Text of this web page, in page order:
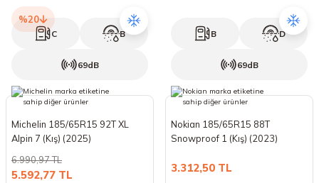
%20
C B
69dB
Michelin 185/65R15 92T XL
Alpin 7 (Kış) (2025)
5.592,77 TL
6.990,97 TL
B D
69dB
Nokian 185/65R15 88T
Snowproof 1 (Kış) (2023)
3.312,50 TL